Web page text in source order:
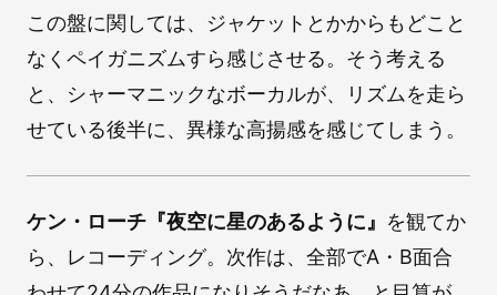
この盤に関しては、ジャケットとかからもどこと
なくペイガニズムすら感じさせる。そう考える
と、シャーマニックなボーカルが、リズムを走ら
せている後半に、異様な高揚感を感じてしまう。
ケン・ローチ『夜空に星のあるように』 を観てか
ら、レコーディング。次作は、全部でA・B面合